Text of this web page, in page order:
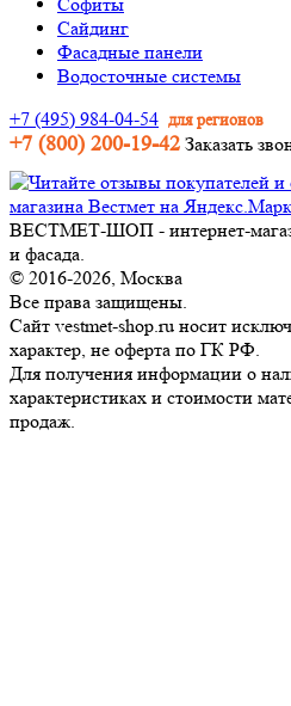
Софиты
Сайдинг
Фасадные панели
Водосточные системы
+7 (495) 984-04-54 для регионов
+7 (800) 200-19-42 Заказать
ВЕСТМЕТ-ШОП - интернет-
и фасада.
© 2016-2026, Москва
Все права защищены.
Сайт vestmet-shop.ru носит
характер, не оферта по ГК РФ.
Для получения информации о
характеристиках и стоимости
продаж.